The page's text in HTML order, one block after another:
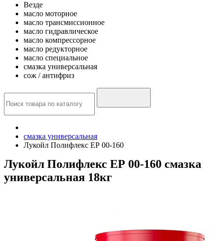
Везде
масло моторное
масло трансмиссионное
масло гидравлическое
масло компрессорное
масло редукторное
масло специальное
смазка универсальная
сож / антифриз
смазка универсальная
Лукойл Полифлекс ЕР 00-160
Лукойл Полифлекс ЕР 00-160 смазка
универсальная 18кг